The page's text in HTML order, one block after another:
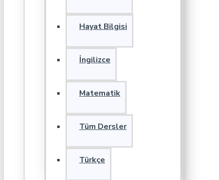
Hayat Bilgisi
İngilizce
Matematik
Tüm Dersler
Türkçe